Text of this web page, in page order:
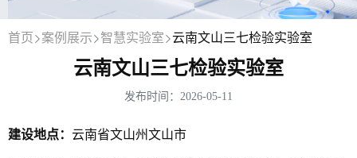
首页 案例展示 智慧实验室 云南文山三七检验实验室
云南文山三七检验实验室
发布时间：2026-05-11
建设地点： 云南省文山州文山市